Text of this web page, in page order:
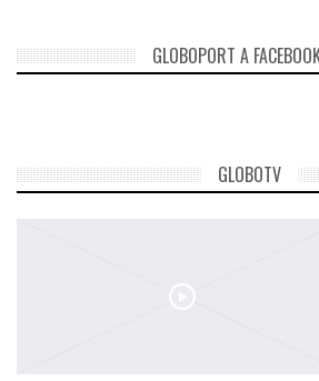
GLOBOPORT A
GLOBOTV